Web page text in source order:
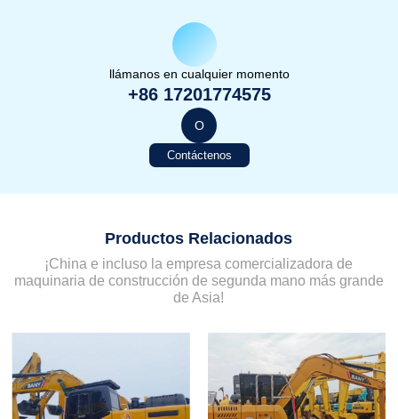
llámanos en cualquier momento
+86 17201774575
O
Contáctenos
Productos Relacionados
¡China e incluso la empresa comercializadora de
maquinaria de construcción de segunda mano más grande
de Asia!